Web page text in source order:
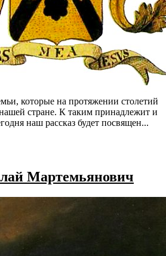
которые на протяжении столетий
стране. К таким принадлежит и
наш рассказ будет посвящен...
Мартемьянович